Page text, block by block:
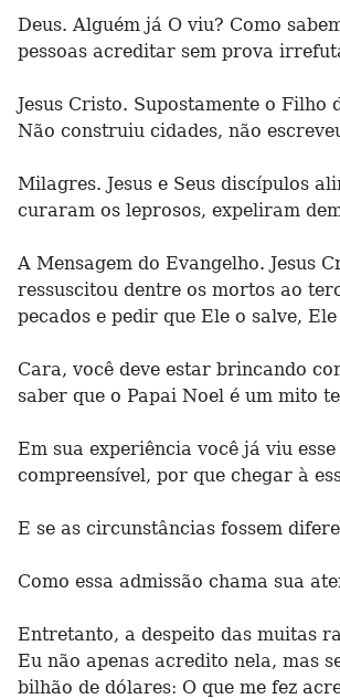
Deus. Alguém já O viu? Como
pessoas acreditar sem prova
Jesus Cristo. Supostamente o
Não construiu cidades, não
Milagres. Jesus e Seus discípulos
curaram os leprosos, expeliram
A Mensagem do Evangelho. Jesus
ressuscitou dentre os mortos ao
pecados e pedir que Ele o salve,
Cara, você deve estar brincando
saber que o Papai Noel é um mito
Em sua experiência você já viu
compreensível, por que chegar à
E se as circunstâncias fossem
Como essa admissão chama sua
Entretanto, a despeito das muitas
Eu não apenas acredito nela, mas
bilhão de dólares: O que me fez